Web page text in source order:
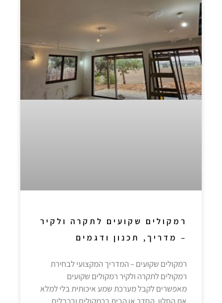
רמקולים שקועים לתקרה ולקיר
– מדריך, תכנון ודגמים
רמקולים שקועים – המדריך המקצועי לבחירת
רמקולים לתקרה ולקיר רמקולים שקועים
מאפשרים לקבל מערכת שמע איכותית בלי למלא